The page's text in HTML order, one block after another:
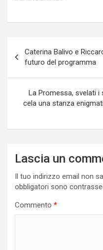
articoli
Caterina Balivo e
futuro del programma
La Promessa, svelati i
cela una stanza
Lascia un
Il tuo indirizzo email non
obbligatori sono
Commento *